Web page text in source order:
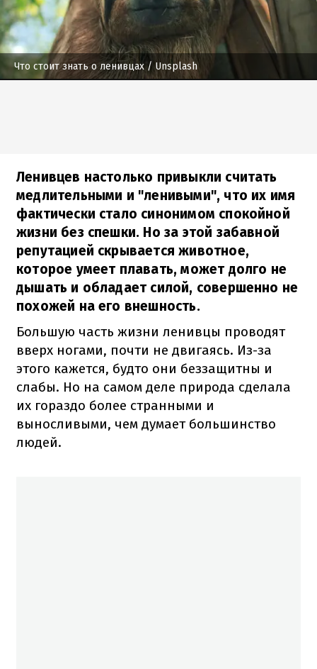
Что стоит знать о ленивцах / Unsplash
Ленивцев настолько привыкли считать
медлительными и "ленивыми", что их имя
фактически стало синонимом спокойной
жизни без спешки. Но за этой забавной
репутацией скрывается животное,
которое умеет плавать, может долго не
дышать и обладает силой, совершенно не
похожей на его внешность.
Большую часть жизни ленивцы проводят
вверх ногами, почти не двигаясь. Из-за
этого кажется, будто они беззащитны и
слабы. Но на самом деле природа сделала
их гораздо более странными и
выносливыми, чем думает большинство
людей.